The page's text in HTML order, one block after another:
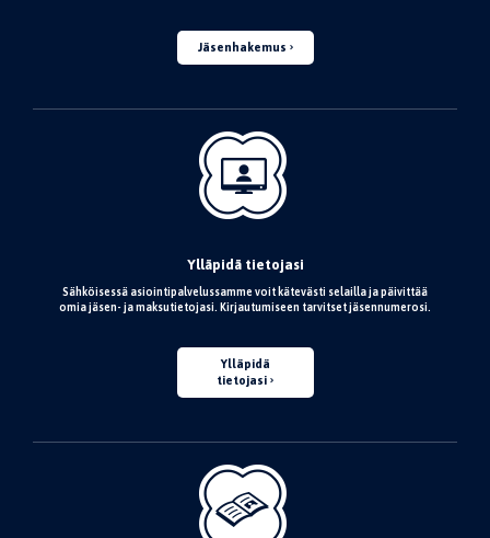
Jäsenhakemus
Ylläpidä tietojasi
Sähköisessä asiointipalvelussamme voit kätevästi selailla ja päivittää
omia jäsen- ja maksutietojasi. Kirjautumiseen tarvitset jäsennumerosi.
Ylläpidä
tietojasi